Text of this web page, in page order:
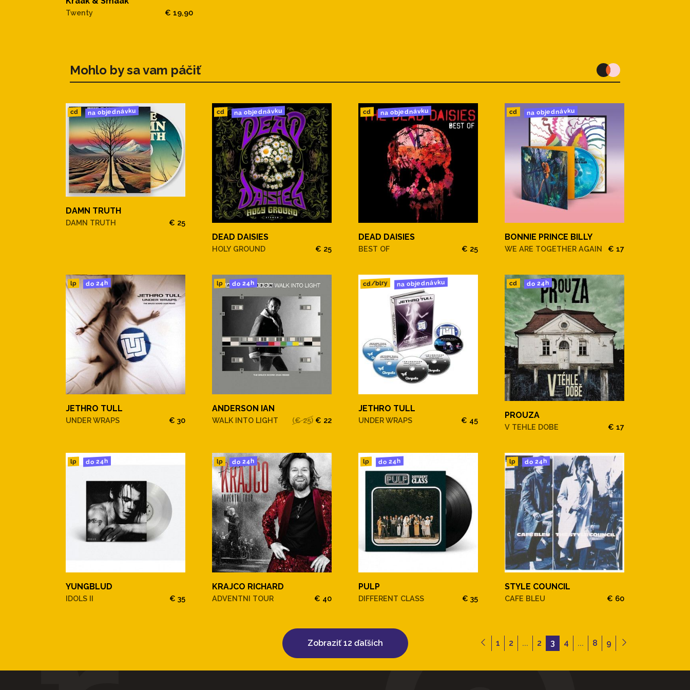
Twenty € 19,90
Mohlo by sa vam páčiť
cd na objednávku
DAMN TRUTH
DAMN TRUTH € 25
cd na objednávku
DEAD DAISIES
HOLY GROUND € 25
cd na objednávku
DEAD DAISIES
BEST OF € 25
cd na objednávku
BONNIE PRINCE BILLY
WE ARE TOGETHER AGAIN € 17
lp do 24h
JETHRO TULL
UNDER WRAPS € 30
lp do 24h
ANDERSON IAN
WALK INTO LIGHT (€ 25) € 22
cd/blry na objednávku
JETHRO TULL
UNDER WRAPS € 45
cd do 24h
PROUZA
V TEHLE DOBE € 17
lp do 24h
YUNGBLUD
IDOLS II € 35
lp do 24h
KRAJCO RICHARD
ADVENTNI TOUR € 40
lp do 24h
PULP
DIFFERENT CLASS € 35
lp do 24h
STYLE COUNCIL
CAFE BLEU € 60
Zobraziť 12 ďaľších 1 2 ... 2 3 4 ... 8 9